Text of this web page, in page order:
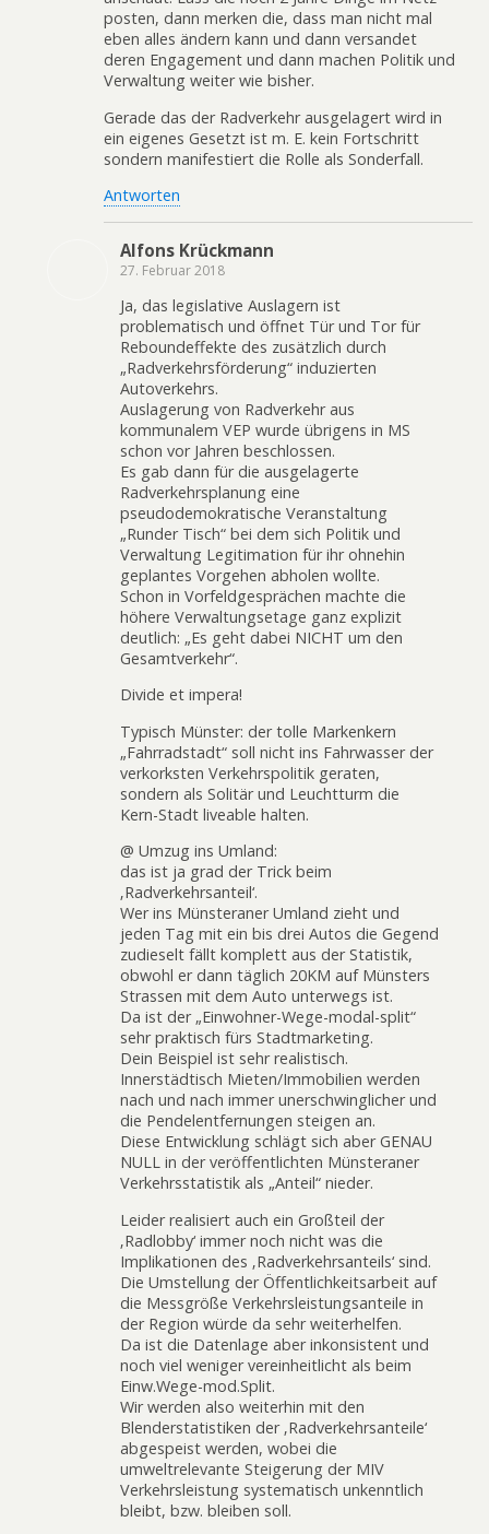
posten, dann merken die, dass man nicht mal
eben alles ändern kann und dann versandet
deren Engagement und dann machen Politik und
Verwaltung weiter wie bisher.
Gerade das der Radverkehr ausgelagert wird in
ein eigenes Gesetzt ist m. E. kein Fortschritt
sondern manifestiert die Rolle als Sonderfall.
Antworten
Alfons Krückmann
27. Februar 2018
Ja, das legislative Auslagern ist
problematisch und öffnet Tür und Tor für
Reboundeffekte des zusätzlich durch
„Radverkehrsförderung“ induzierten
Autoverkehrs.
Auslagerung von Radverkehr aus
kommunalem VEP wurde übrigens in MS
schon vor Jahren beschlossen.
Es gab dann für die ausgelagerte
Radverkehrsplanung eine
pseudodemokratische Veranstaltung
„Runder Tisch“ bei dem sich Politik und
Verwaltung Legitimation für ihr ohnehin
geplantes Vorgehen abholen wollte.
Schon in Vorfeldgesprächen machte die
höhere Verwaltungsetage ganz explizit
deutlich: „Es geht dabei NICHT um den
Gesamtverkehr“.
Divide et impera!
Typisch Münster: der tolle Markenkern
„Fahrradstadt“ soll nicht ins Fahrwasser der
verkorksten Verkehrspolitik geraten,
sondern als Solitär und Leuchtturm die
Kern-Stadt liveable halten.
@ Umzug ins Umland:
das ist ja grad der Trick beim
‚Radverkehrsanteil‘.
Wer ins Münsteraner Umland zieht und
jeden Tag mit ein bis drei Autos die Gegend
zudieselt fällt komplett aus der Statistik,
obwohl er dann täglich 20KM auf Münsters
Strassen mit dem Auto unterwegs ist.
Da ist der „Einwohner-Wege-modal-split“
sehr praktisch fürs Stadtmarketing.
Dein Beispiel ist sehr realistisch.
Innerstädtisch Mieten/Immobilien werden
nach und nach immer unerschwinglicher und
die Pendelentfernungen steigen an.
Diese Entwicklung schlägt sich aber GENAU
NULL in der veröffentlichten Münsteraner
Verkehrsstatistik als „Anteil“ nieder.
Leider realisiert auch ein Großteil der
‚Radlobby‘ immer noch nicht was die
Implikationen des ‚Radverkehrsanteils‘ sind.
Die Umstellung der Öffentlichkeitsarbeit auf
die Messgröße Verkehrsleistungsanteile in
der Region würde da sehr weiterhelfen.
Da ist die Datenlage aber inkonsistent und
noch viel weniger vereinheitlicht als beim
Einw.Wege-mod.Split.
Wir werden also weiterhin mit den
Blenderstatistiken der ‚Radverkehrsanteile‘
abgespeist werden, wobei die
umweltrelevante Steigerung der MIV
Verkehrsleistung systematisch unkenntlich
bleibt, bzw. bleiben soll.